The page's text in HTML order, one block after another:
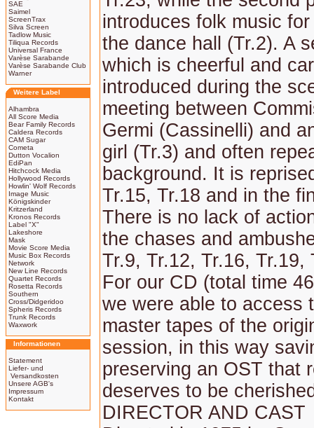
SAE
Saimel
ScreenTrax
Silva Screen
Tadlow Music
Tiliqua Records
Universal France
Varèse Sarabande
Varèse Sarabande Club
Warner
Weitere Label
Alhambra
All Score Media
Bear Family Records
Caldera Records
CAM Sugar
Cometa
Dutton Vocalion
EdiPan
Hitchcock Media
Hollywood Records
Howlin' Wolf Records
Image Music
Königskinder
Kritzerland
Kronos Records
Label "X"
Lakeshore
Mask
Movie Score Media
Music Box Records
Network
New Line Records
Quartet Records
Rosetta Records
Southern
Cross/Didgeridoo
Spheris Records
Trunk Records
Waxwork
Informationen
Statement
Liefer- und
Versandkosten
Unsere AGB's
Impressum
Kontakt
introduces folk music
the dance hall (Tr.2). A
which is cheerful and
introduced during the
meeting between
Germi (Cassinelli) and
girl (Tr.3) and often
background. It is
Tr.15, Tr.18 and in the
There is no lack of
the chases and
Tr.9, Tr.12, Tr.16, Tr.19,
For our CD (total time
we were able to access
master tapes of the
session, in this way
preserving an OST that
deserves to be
DIRECTOR AND CAST